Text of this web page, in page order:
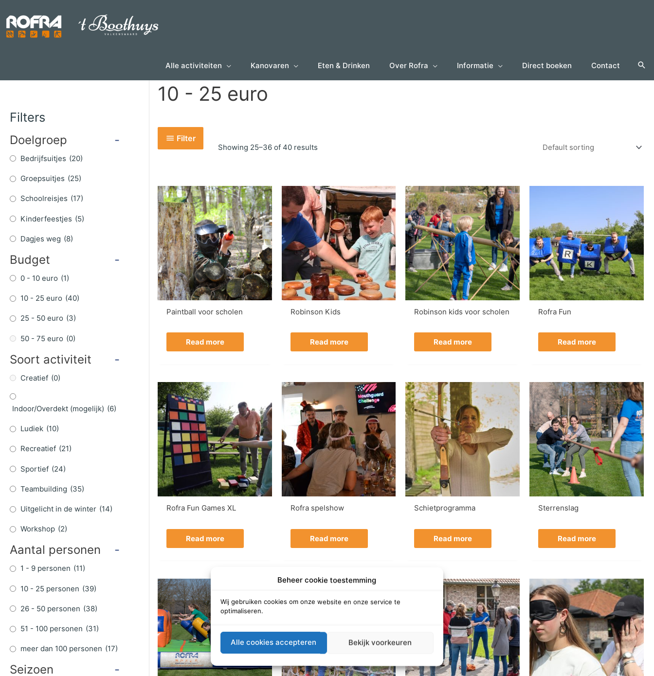
Beheer cookie toestemming
Wij gebruiken cookies om onze website en onze service te
optimaliseren.
Alle cookies accepteren Bekijk voorkeuren
content
Alle activiteiten Kanovaren Eten & Drinken Over Rofra Informatie Direct boeken Contact
Filters
Doelgroep -
Bedrijfsuitjes (20)
Groepsuitjes (25)
Schoolreisjes (17)
Kinderfeestjes (5)
Dagjes weg (8)
Budget -
0 - 10 euro (1)
10 - 25 euro (40)
25 - 50 euro (3)
50 - 75 euro (0)
Soort activiteit -
Creatief (0)
Indoor/Overdekt (mogelijk) (6)
Ludiek (10)
Recreatief (21)
Sportief (24)
Teambuilding (35)
Uitgelicht in de winter (14)
Workshop (2)
Aantal personen -
1 - 9 personen (11)
10 - 25 personen (39)
26 - 50 personen (38)
51 - 100 personen (31)
meer dan 100 personen (17)
Seizoen -
10 - 25 euro
Filter
Showing 25–36 of 40 results
Paintball voor scholen
Read more
Robinson Kids
Read more
Robinson kids voor scholen
Read more
Rofra Fun
Read more
Rofra Fun Games XL
Read more
Rofra spelshow
Read more
Schietprogramma
Read more
Sterrenslag
Read more